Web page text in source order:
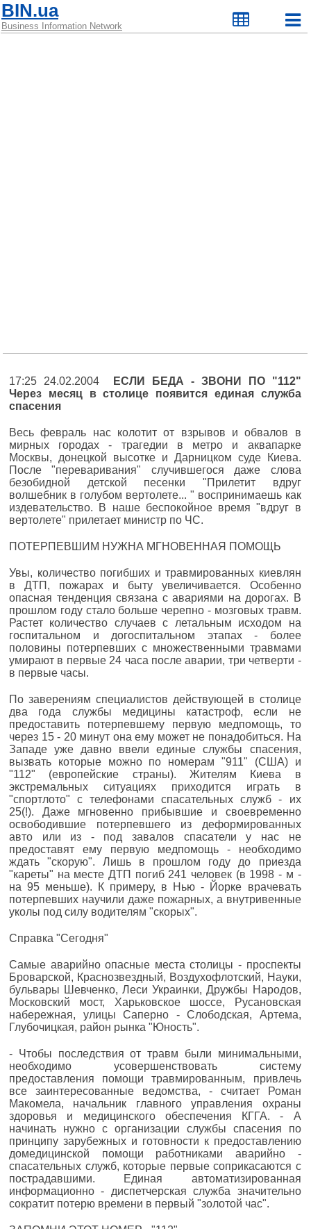
BIN.ua
Business Information Network
17:25 24.02.2004
ЕСЛИ БЕДА - ЗВОНИ ПО "112"
Через месяц в столице появится единая служба
спасения
Весь февраль нас колотит от взрывов и обвалов в
мирных городах - трагедии в метро и аквапарке
Москвы, донецкой высотке и Дарницком суде Киева.
После "переваривания" случившегося даже слова
безобидной детской песенки "Прилетит вдруг
волшебник в голубом вертолете... " воспринимаешь как
издевательство. В наше беспокойное время "вдруг в
вертолете" прилетает министр по ЧС.
ПОТЕРПЕВШИМ НУЖНА МГНОВЕННАЯ ПОМОЩЬ
Увы, количество погибших и травмированных киевлян
в ДТП, пожарах и быту увеличивается. Особенно
опасная тенденция связана с авариями на дорогах. В
прошлом году стало больше черепно - мозговых травм.
Растет количество случаев с летальным исходом на
госпитальном и догоспитальном этапах - более
половины потерпевших с множественными травмами
умирают в первые 24 часа после аварии, три четверти -
в первые часы.
По заверениям специалистов действующей в столице
два года службы медицины катастроф, если не
предоставить потерпевшему первую медпомощь, то
через 15 - 20 минут она ему может не понадобиться. На
Западе уже давно ввели единые службы спасения,
вызвать которые можно по номерам "911" (США) и
"112" (европейские страны). Жителям Киева в
экстремальных ситуациях приходится играть в
"спортлото" с телефонами спасательных служб - их
25(!). Даже мгновенно прибывшие и своевременно
освободившие потерпевшего из деформированных
авто или из - под завалов спасатели у нас не
предоставят ему первую медпомощь - необходимо
ждать "скорую". Лишь в прошлом году до приезда
"кареты" на месте ДТП погиб 241 человек (в 1998 - м -
на 95 меньше). К примеру, в Нью - Йорке врачевать
потерпевших научили даже пожарных, а внутривенные
уколы под силу водителям "скорых".
Справка "Сегодня"
Самые аварийно опасные места столицы - проспекты
Броварской, Краснозвездный, Воздухофлотский, Науки,
бульвары Шевченко, Леси Украинки, Дружбы Народов,
Московский мост, Харьковское шоссе, Русановская
набережная, улицы Саперно - Слободская, Артема,
Глубочицкая, район рынка "Юность".
- Чтобы последствия от травм были минимальными,
необходимо усовершенствовать систему
предоставления помощи травмированным, привлечь
все заинтересованные ведомства, - считает Роман
Макомела, начальник главного управления охраны
здоровья и медицинского обеспечения КГГА. - А
начинать нужно с организации службы спасения по
принципу зарубежных и готовности к предоставлению
домедицинской помощи работниками аварийно -
спасательных служб, которые первые соприкасаются с
пострадавшими. Единая автоматизированная
информационно - диспетчерская служба значительно
сократит потерю времени в первый "золотой час".